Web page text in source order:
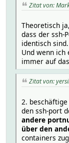
Zitat von:
Theoretisch
dass der ssh-
identisch sind.
Und wenn ich
immer auf
Zitat von:
2.
den ssh-port
andere
über den
containers